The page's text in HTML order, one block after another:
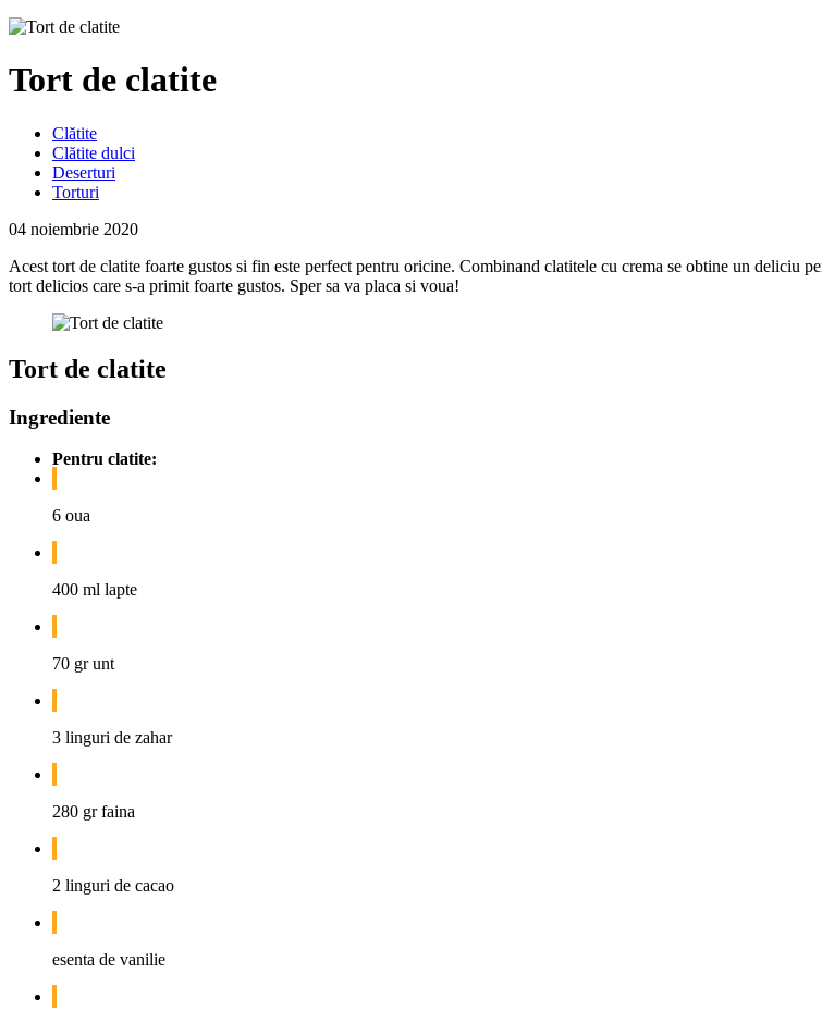
Tort de clatite
Clătite
Clătite dulci
Deserturi
Torturi
04 noiembrie 2020
Acest tort de clatite foarte gustos si fin este perfect pentru oricine. Combinand clatitele cu crema se obtine un deliciu
tort delicios care s-a primit foarte gustos. Sper sa va placa si voua!
Tort de clatite
Ingrediente
Pentru clatite:
6 oua
400 ml lapte
70 gr unt
3 linguri de zahar
280 gr faina
2 linguri de cacao
esenta de vanilie